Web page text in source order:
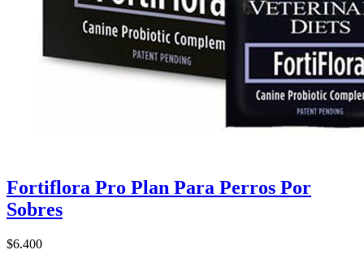
Fortiflora Pro Plan Para Perros Por
Sobres
$6.400